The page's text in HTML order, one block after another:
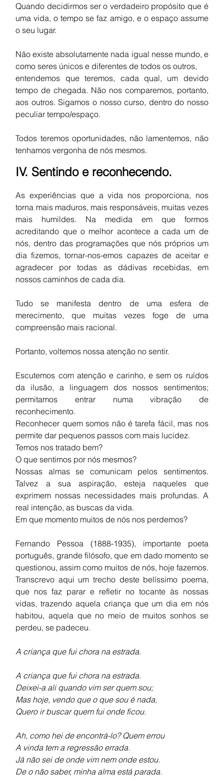
Quando decidirmos ser o verdadeiro propósito que é
uma vida, o tempo se faz amigo, e o espaço assume
o seu lugar.
Não existe absolutamente nada igual nesse mundo, e
como seres únicos e diferentes de todos os outros,
entendemos que teremos, cada qual, um devido
tempo de chegada. Não nos comparemos, portanto,
aos outros. Sigamos o nosso curso, dentro do nosso
peculiar tempo/espaço.
Todos teremos oportunidades, não lamentemos, não
tenhamos vergonha de nós mesmos.
IV. Sentindo e reconhecendo.
As experiências que a vida nos proporciona, nos
torna mais maduros, mais responsáveis, muitas vezes
mais humildes. Na medida em que formos
acreditando que o melhor acontece a cada um de
nós, dentro das programações que nós próprios um
dia fizemos, tornar-nos-emos capazes de aceitar e
agradecer por todas as dádivas recebidas, em
nossos caminhos de cada dia.
Tudo se manifesta dentro de uma esfera de
merecimento, que muitas vezes foge de uma
compreensão mais racional.
Portanto, voltemos nossa atenção no sentir.
Escutemos com atenção e carinho, e sem os ruídos
da ilusão, a linguagem dos nossos sentimentos;
permitamos entrar numa vibração de
reconhecimento.
Reconhecer quem somos não é tarefa fácil, mas nos
permite dar pequenos passos com mais lucidez.
Temos nos tratado bem?
O que sentimos por nós mesmos?
Nossas almas se comunicam pelos sentimentos.
Talvez a sua aspiração, esteja naqueles que
exprimem nossas necessidades mais profundas. A
real intenção, as buscas da vida.
Em que momento muitos de nós nos perdemos?
Fernando Pessoa (1888-1935), importante poeta
português, grande filósofo, que em dado momento se
questionou, assim como muitos de nós, hoje fazemos.
Transcrevo aqui um trecho deste belíssimo poema,
que nos faz parar e refletir no tocante às nossas
vidas, trazendo aquela criança que um dia em nós
habitou, aquela que no meio de muitos sonhos se
perdeu, se padeceu.
A criança que fui chora na estrada.
A criança que fui chora na estrada.
Deixei-a ali quando vim ser quem sou;
Mas hoje, vendo que o que sou é nada,
Quero ir buscar quem fui onde ficou.
Ah, como hei de encontrá-lo? Quem errou
A vinda tem a regressão errada.
Já não sei de onde vim nem onde estou.
De o não saber, minha alma está parada.